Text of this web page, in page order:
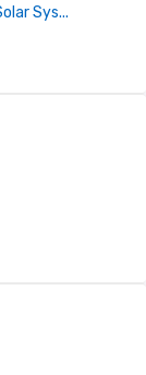
Sys...